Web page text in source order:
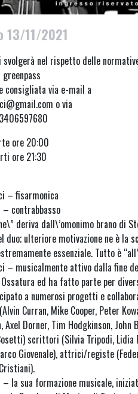
13/11/2021
nel rispetto delle
consigliata via e-mail a
o via
ore 20:00
ore 21:30
– fisarmonica
contrabbasso
deriva dall\’omonimo brano di
duo; ulteriore motivazione ne è la
essenziale. Tutto è
– musicalmente attivo dalla fine
ed ha fatto parte per
a numerosi progetti e
Curran, Mike Cooper, Peter
Axel Dorner, Tim Hodgkinson,
scrittori (Silvia Tripodi, Lidia
Giovenale), attrici/registe
la sua formazione musicale,